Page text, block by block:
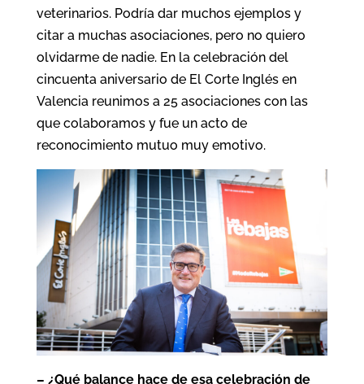
veterinarios. Podría dar muchos ejemplos y
citar a muchas asociaciones, pero no quiero
olvidarme de nadie. En la celebración del
cincuenta aniversario de El Corte Inglés en
Valencia reunimos a 25 asociaciones con las
que colaboramos y fue un acto de
reconocimiento mutuo muy emotivo.
– ¿Qué balance hace de esa celebración de